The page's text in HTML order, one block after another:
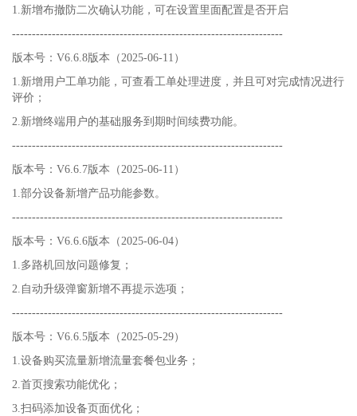
1.新增布撤防二次确认功能，可在设置里面配置是否开启
--------------------------------------------------------------------
版本号：V6.6.8版本（2025-06-11）
1.新增用户工单功能，可查看工单处理进度，并且可对完成情况进行
评价；
2.新增终端用户的基础服务到期时间续费功能。
--------------------------------------------------------------------
版本号：V6.6.7版本（2025-06-11）
1. 部分设备新增产品功能参数。
--------------------------------------------------------------------
版本号：V6.6.6版本（2025-06-04）
1.多路机回放问题修复；
2.自动升级弹窗新增不再提示选项；
--------------------------------------------------------------------
版本号：V6.6.5版本（2025-05-29）
1.设备购买流量新增流量套餐包业务；
2.首页搜索功能优化；
3.扫码添加设备页面优化；